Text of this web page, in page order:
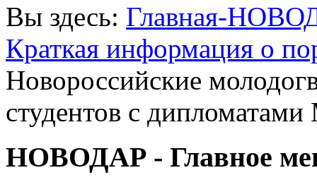
Вы здесь: Главная-
Краткая информация о
Новороссийские
студентов с
НОВОДАР - Главное